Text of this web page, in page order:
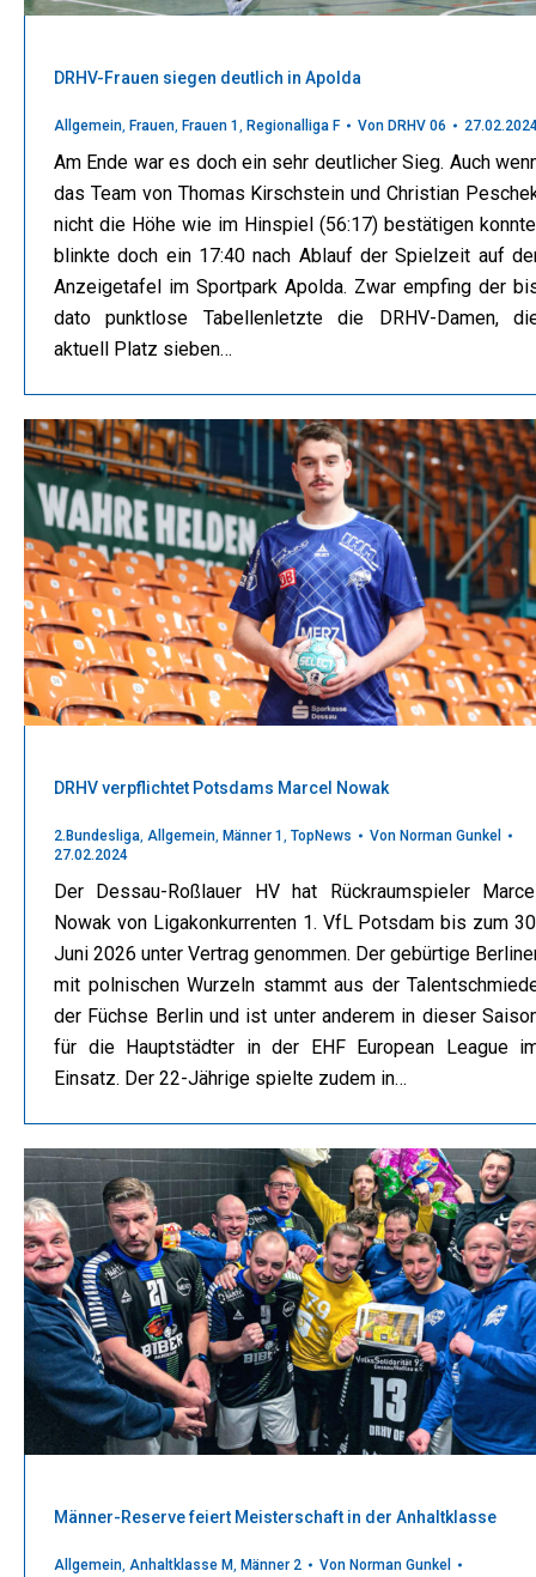
DRHV-Frauen siegen deutlich in Apolda
Allgemein, Frauen, Frauen 1 , Regionalliga F Von DRHV 06
Am Ende war es doch ein sehr deutlicher Sieg. Auch
das Team von Thomas Kirschstein und Christian
nicht die Höhe wie im Hinspiel (56:17) bestätigen
blinkte doch ein 17:40 nach Ablauf der Spielzeit auf
Anzeigetafel im Sportpark Apolda. Zwar empfing der
dato punktlose Tabellenletzte die DRHV-Damen,
aktuell Platz sieben…
DRHV verpflichtet Potsdams Marcel Nowak
2.Bundesliga, Allgemein, Männer 1 , TopNews Von Norman Gunkel
27.02.2024
Der Dessau-Roßlauer HV hat Rückraumspieler
Nowak von Ligakonkurrenten 1. VfL Potsdam bis zum
Juni 2026 unter Vertrag genommen. Der gebürtige
mit polnischen Wurzeln stammt aus der
der Füchse Berlin und ist unter anderem in dieser
für die Hauptstädter in der EHF European League
Einsatz. Der 22-Jährige spielte zudem in…
Männer-Reserve feiert Meisterschaft in der Anhaltklasse
Allgemein, Anhaltklasse M, Männer 2 Von Norman Gunkel